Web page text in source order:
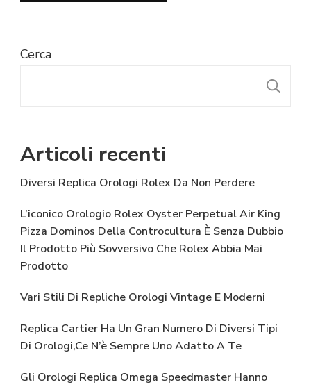
Cerca
Articoli recenti
Diversi Replica Orologi Rolex Da Non Perdere
L’iconico Orologio Rolex Oyster Perpetual Air King
Pizza Dominos Della Controcultura È Senza Dubbio
Il Prodotto Più Sovversivo Che Rolex Abbia Mai
Prodotto
Vari Stili Di Repliche Orologi Vintage E Moderni
Replica Cartier Ha Un Gran Numero Di Diversi Tipi
Di Orologi,Ce N’è Sempre Uno Adatto A Te
Gli Orologi Replica Omega Speedmaster Hanno